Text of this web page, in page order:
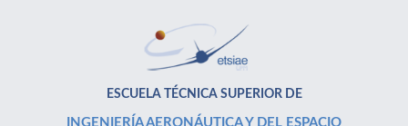
ESCUELA TÉCNICA SUPERIOR DE
INGENIERÍA AERONÁUTICA Y DEL ESPACIO